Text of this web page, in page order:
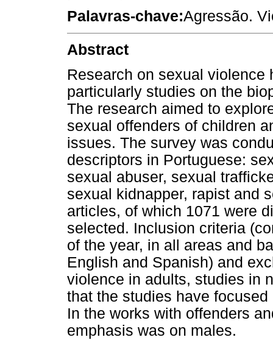
Palavras-chave:Agressão.
Abstract
Research on sexual
particularly studies on the
The research aimed to
sexual offenders of children
issues. The survey was
descriptors in Portuguese:
sexual abuser, sexual
sexual kidnapper, rapist and
articles, of which 1071 were
selected. Inclusion criteria
of the year, in all areas and
English and Spanish) and
violence in adults, studies in
that the studies have
In the works with offenders
emphasis was on males.